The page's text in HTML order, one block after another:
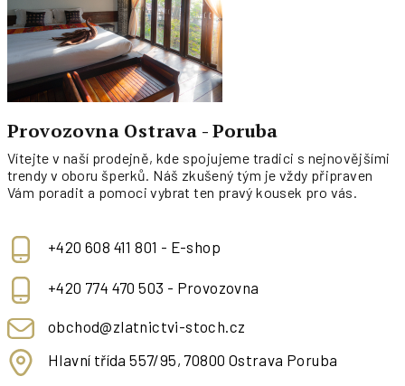
Provozovna Ostrava - Poruba
Vítejte v naší prodejně, kde spojujeme tradici s nejnovějšími
trendy v oboru šperků. Náš zkušený tým je vždy připraven
Vám poradit a pomoci vybrat ten pravý kousek pro vás.
+420 608 411 801 - E-shop
+420 774 470 503 - Provozovna
obchod@zlatnictvi-stoch.cz
Hlavní třída 557/95, 70800 Ostrava Poruba